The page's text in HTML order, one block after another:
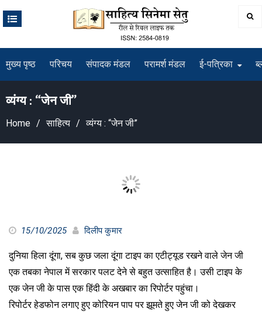
मुख्य पृष्ठ परिचय संपादक मंडल परामर्श मंडल ई-पत्रिका
व्यंग्य : “जेन जी”
Home साहित्य व्यंग्य : “जेन जी”
15/10/2025 दिलीप कुमार
दुनिया हिला दूंगा, सब कुछ जला दूंगा टाइप का एटीट्यूड रखने वाले जेन जी
एक तबका नेपाल में सरकार पलट देने से बहुत उत्साहित है। उसी टाइप के
एक जेन जी के पास एक हिंदी के अखबार का रिपोर्टर पहुंचा।
रिपोर्टर हेडफोन लगाए हुए कोरियन पाप पर झूमते हुए जेन जी को देखकर